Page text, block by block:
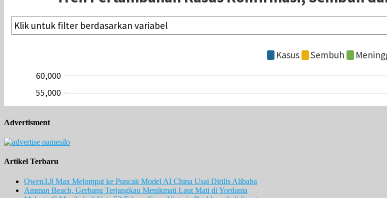
Advertisment
Artikel Terbaru
Qwen3.8 Max Melompat ke Puncak Model AI China Usai Dirilis Alibaba
Amman Beach, Gerbang Terjangkau Menikmati Laut Mati di Yordania